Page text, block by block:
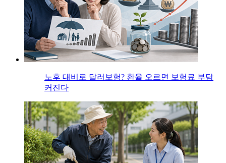
노후 대비로 달러보험? 환율 오르면 보험료 부담
커진다